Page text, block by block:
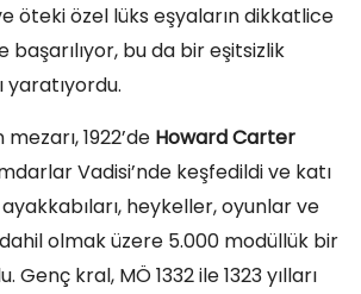
öteki özel lüks eşyaların dikkatlice
başarılıyor, bu da bir eşitsizlik
yaratıyordu.
1922’de Howard Carter
Vadisi’nde keşfedildi ve katı
heykeller, oyunlar ve
olmak üzere 5.000 modüllük bir
Genç kral, MÖ 1332 ile 1323 yılları